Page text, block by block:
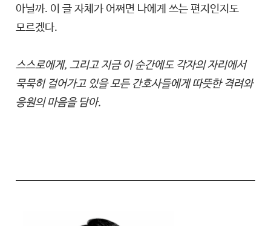
아닐까. 이 글 자체가 어쩌면 나에게 쓰는 편지인지도
모르겠다.
스스로에게, 그리고 지금 이 순간에도 각자의 자리에서
묵묵히 걸어가고 있을 모든 간호사들에게 따뜻한 격려와
응원의 마음을 담아.